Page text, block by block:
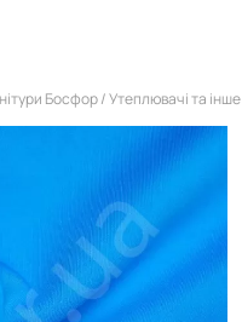
Босфор Утеплювачі та інше